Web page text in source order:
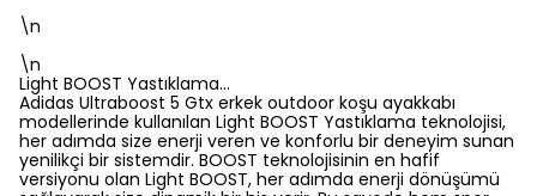
\n
\n
Light BOOST Yastıklama…
Adidas Ultraboost 5 Gtx erkek outdoor koşu ayakkabı
modellerinde kullanılan Light BOOST Yastıklama teknolojisi,
her adımda size enerji veren ve konforlu bir deneyim sunan
yenilikçi bir sistemdir. BOOST teknolojisinin en hafif
versiyonu olan Light BOOST, her adımda enerji dönüşümü